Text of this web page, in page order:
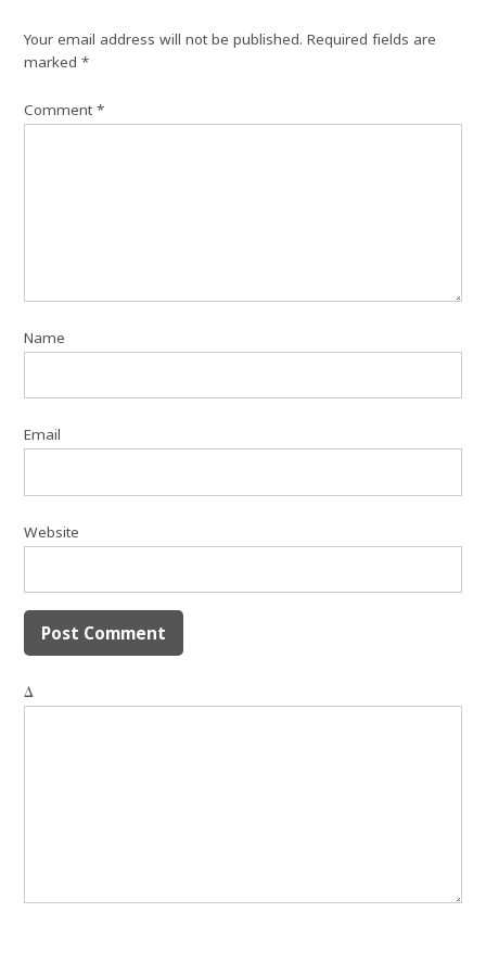
Your email address will not be published. Required fields are
marked*
Comment*
Name
Email
Website
Δ